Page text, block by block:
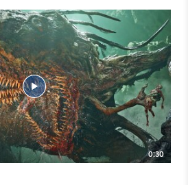
Kämpfe, zwei düsteren
Laterne, die wir sogar in
in schicker Unreal Engine 5-Grafik.
mal richtig spannend, aber
und macht es - vor allem -
wir uns in einer zweistündigen
Zusätzlich hat das
unsere Fragen zum Spiel
0:30